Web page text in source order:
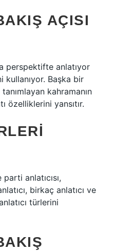
AÇISI
perspektifte anlatıyor
Başka bir
kahramanın
özelliklerini yansıtır.
anlatıcısı,
birkaç anlatıcı ve
türlerini